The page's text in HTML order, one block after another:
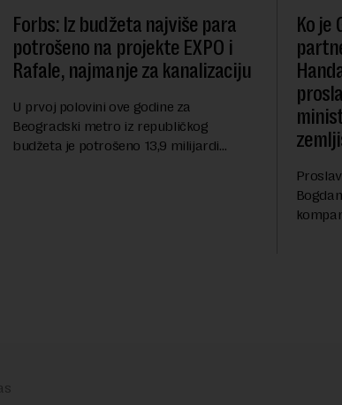
Forbs: Iz budžeta najviše para
potrošeno na projekte EXPO i
Rafale, najmanje za kanalizaciju
U prvoj polovini ove godine za
Beogradski metro iz republičkog
budžeta je potrošeno 13,9 milijardi
Ko je